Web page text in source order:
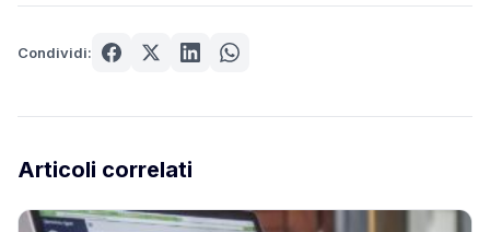
Condividi:
Articoli correlati